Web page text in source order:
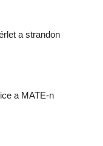
a strandon
a MATE-n